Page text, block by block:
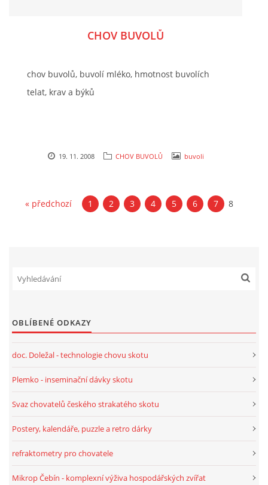
CHOV BUVOLŮ
chov buvolů, buvolí mléko, hmotnost buvolích
telat, krav a býků
19. 11. 2008 CHOV BUVOLŮ buvoli
« předchozí 1 2 3 4 5 6 7 8
OBLÍBENÉ ODKAZY
doc. Doležal - technologie chovu skotu
Plemko - inseminační dávky skotu
Svaz chovatelů českého strakatého skotu
Postery, kalendáře, puzzle a retro dárky
refraktometry pro chovatele
Mikrop Čebín - komplexní výživa hospodářských zvířat